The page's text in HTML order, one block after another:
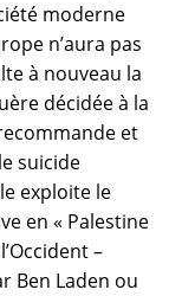
moderne
n’aura pas
à nouveau la
décidée à la
et
suicide
exploite le
en « Palestine
–
Ben Laden ou